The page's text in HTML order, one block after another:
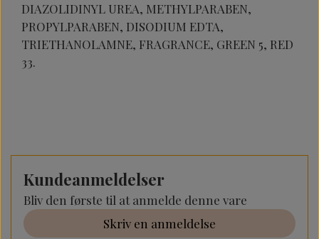
DIAZOLIDINYL UREA, METHYLPARABEN,
PROPYLPARABEN, DISODIUM EDTA,
TRIETHANOLAMNE, FRAGRANCE, GREEN 5, RED
33.
Kundeanmeldelser
Bliv den første til at anmelde denne vare
Skriv en anmeldelse